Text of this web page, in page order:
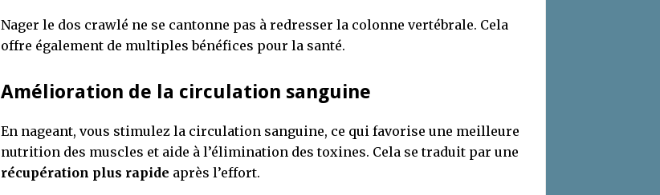
Nager le dos crawlé ne se cantonne pas à redresser la colonne vertébrale. Cela
offre également de multiples bénéfices pour la santé.
Amélioration de la circulation sanguine
En nageant, vous stimulez la circulation sanguine, ce qui favorise une meilleure
nutrition des muscles et aide à l’élimination des toxines. Cela se traduit par une
récupération plus rapide après l’effort.